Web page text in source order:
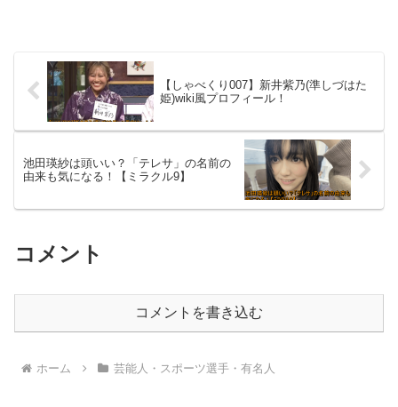
【しゃべくり007】新井紫乃(準しづはた
姫)wiki風プロフィール！
池田瑛紗は頭いい？「テレサ」の名前の
由来も気になる！【ミラクル9】
コメント
コメントを書き込む
ホーム 芸能人・スポーツ選手・有名人